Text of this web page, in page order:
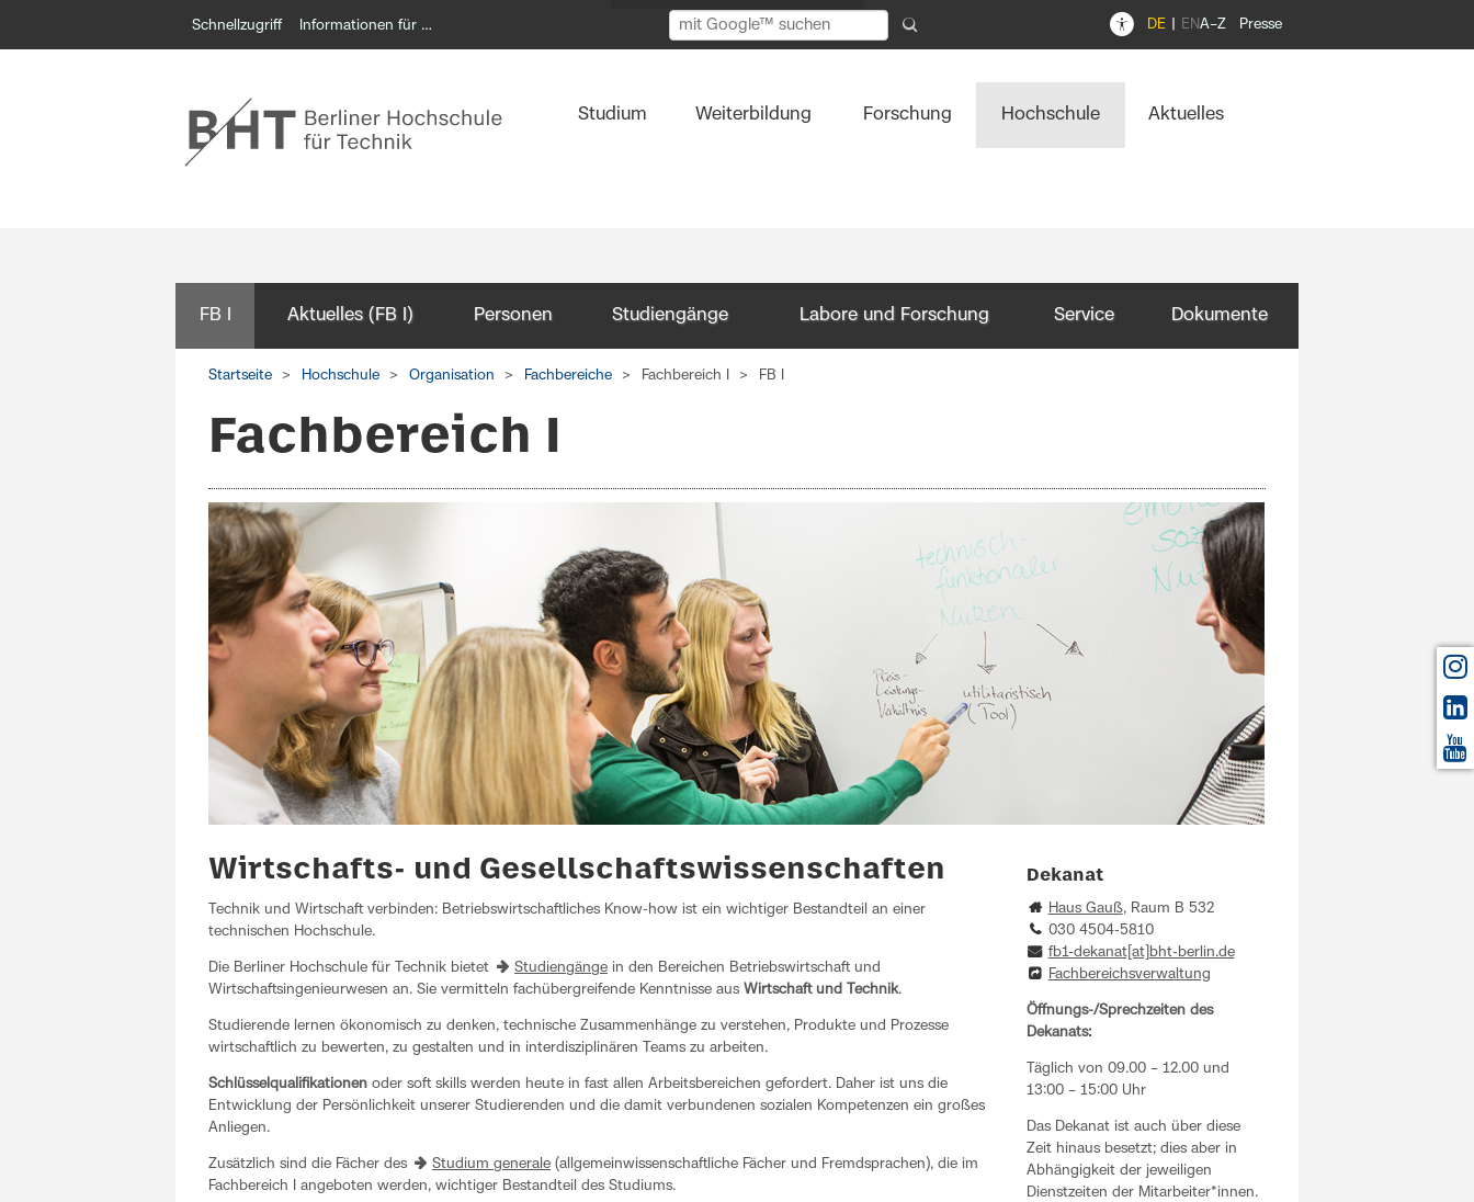
Schnellzugriff Informationen für … A–Z Presse
DE EN
Studium Weiterbildung Forschung Hochschule Aktuelles
FB I Aktuelles (FB I) Personen Studiengänge Labore und Forschung Service Dokumente
Startseite Hochschule Organisation Fachbereiche Fachbereich I FB I
Fachbereich I
Wirtschafts- und Gesellschafts­wissenschaften
Technik und Wirtschaft verbinden: Betriebswirtschaftliches Know-how ist ein wichtiger Bestandteil an einer
technischen Hochschule.
Die Berliner Hochschule für Technik bietet Studiengänge in den Bereichen Betriebswirtschaft und
Wirtschaftsingenieurwesen an. Sie vermitteln fachübergreifende Kenntnisse aus Wirtschaft und Technik.
Studierende lernen ökonomisch zu denken, technische Zusammenhänge zu verstehen, Produkte und Prozesse
wirtschaftlich zu bewerten, zu gestalten und in interdisziplinären Teams zu arbeiten.
Schlüsselqualifikationen oder soft skills werden heute in fast allen Arbeitsbereichen gefordert. Daher ist uns die
Entwicklung der Persönlichkeit unserer Studierenden und die damit verbundenen sozialen Kompetenzen ein großes
Anliegen.
Zusätzlich sind die Fächer des Studium generale (allgemeinwissenschaftliche Fächer und Fremdsprachen), die im
Fachbereich I angeboten werden, wichtiger Bestandteil des Studiums.
Dekanat
Haus Gauß, Raum B 532
030 4504-5810
fb1-dekanat[at]bht-berlin.de
Fachbereichsverwaltung
Öffnungs-/Sprechzeiten des
Dekanats:
Täglich von 09.00 – 12.00 und
13:00 – 15:00 Uhr
Das Dekanat ist auch über diese
Zeit hinaus besetzt; dies aber in
Abhängigkeit der jeweiligen
Dienstzeiten der Mitarbeiter*innen.